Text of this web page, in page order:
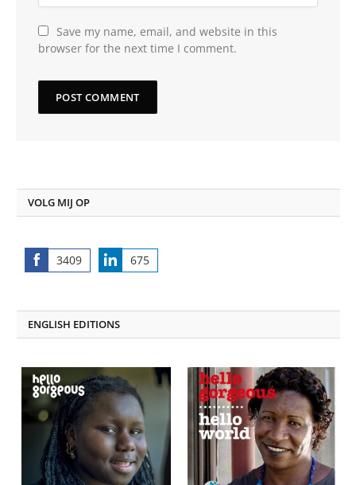
Save my name, email, and website in this
browser for the next time I comment.
VOLG MIJ OP
3409
Share
675
Share
ENGLISH EDITIONS